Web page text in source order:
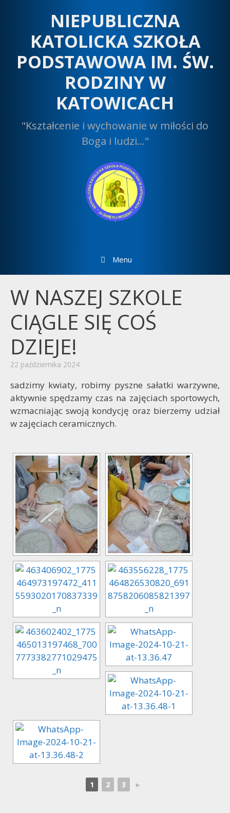
NIEPUBLICZNA
KATOLICKA SZKOŁA
PODSTAWOWA IM. ŚW.
RODZINY W
KATOWICACH
"Kształcenie i wychowanie w miłości do
Boga i ludzi…"
Menu
W NASZEJ SZKOLE
CIĄGLE SIĘ COŚ
DZIEJE!
22 października 2024
sadzimy kwiaty, robimy pyszne sałatki warzywne,
aktywnie spędzamy czas na zajęciach sportowych,
wzmacniając swoją kondycję oraz bierzemy udział
w zajęciach ceramicznych.
1 2 3 ►